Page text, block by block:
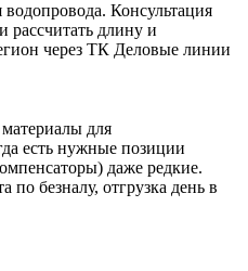
Консультация
рассчитать длину и
через ТК Деловые линии
для
есть нужные позиции
даже редкие.
безналу, отгрузка день в